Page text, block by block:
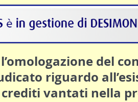
l’omologazione del
riguardo
vantati nella